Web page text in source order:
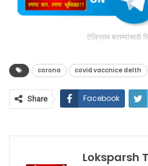
टेलिग्राम
corona covid vaccnice delth
Share Facebook
Loksparsh